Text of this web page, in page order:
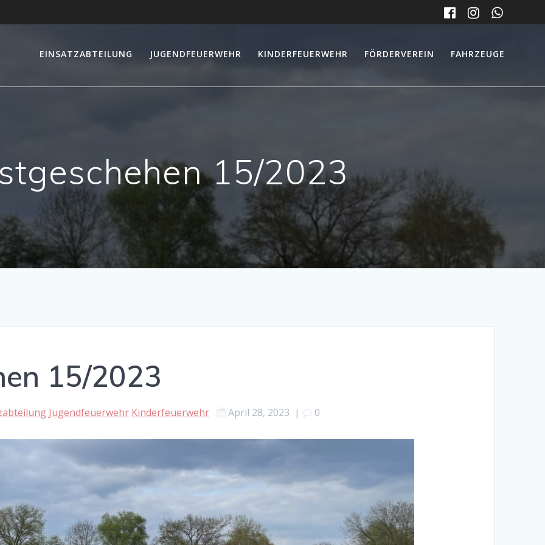
EINSATZABTEILUNG JUGENDFEUERWEHR KINDERFEUERWEHR FÖRDERVEREIN FAHRZEUGE
15/2023
15/2023
Jugendfeuerwehr Kinderfeuerwehr April 28, 2023 | 0